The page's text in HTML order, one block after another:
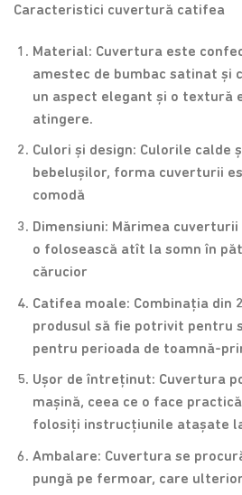
Caracteristici cuvertură catifea
Material: Cuvertura este
amestec de bumbac satinat și
un aspect elegant și o textură
atingere.
Culori și design: Culorile
bebelușilor, forma cuverturii
comodă
Dimensiuni: Mărimea
o folosească atît la somn în
cărucior
Catifea moale: Combinația din
produsul să fie potrivit pentru
pentru perioada de toamnă-
Ușor de întreținut: Cuvertura
mașină, ceea ce o face
folosiți instrucțiunile atașate
Ambalare: Cuvertura se
pungă pe fermoar, care